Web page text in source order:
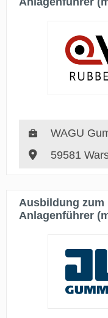
WAGU
59581
Ausbildung zum
Anlagenführer